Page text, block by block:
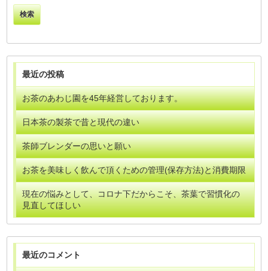
最近の投稿
お茶のあわじ園を45年経営しております。
日本茶の製茶で昔と現代の違い
茶師ブレンダーの思いと願い
お茶を美味しく飲んで頂くための管理(保存方法)と消費期限
現在の悩みとして、コロナ下だからこそ、茶葉で習慣化の
見直してほしい
最近のコメント